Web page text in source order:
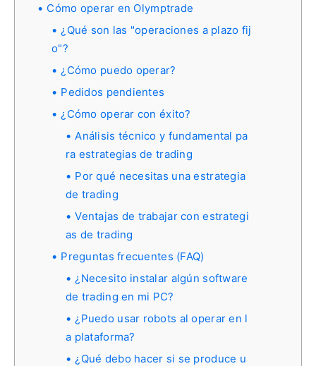
Cómo operar en Olymptrade
¿Qué son las "operaciones a plazo fij
o"?
¿Cómo puedo operar?
Pedidos pendientes
¿Cómo operar con éxito?
Análisis técnico y fundamental pa
ra estrategias de trading
Por qué necesitas una estrategia
de trading
Ventajas de trabajar con estrategi
as de trading
Preguntas frecuentes (FAQ)
¿Necesito instalar algún software
de trading en mi PC?
¿Puedo usar robots al operar en l
a plataforma?
¿Qué debo hacer si se produce u